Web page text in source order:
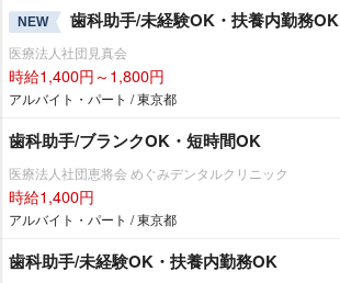
NEW 歯科助手/未経験OK・扶養内勤務OK
医療法人社団見真会
時給1,400円～1,800円
アルバイト・パート / 東京都
歯科助手/ブランクOK・短時間OK
医療法人社団恵将会 めぐみデンタルクリニック
時給1,400円
アルバイト・パート / 東京都
歯科助手/未経験OK・扶養内勤務OK